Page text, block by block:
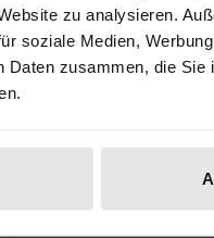
zu analysieren.
soziale Medien,
Daten zusammen, die
auch